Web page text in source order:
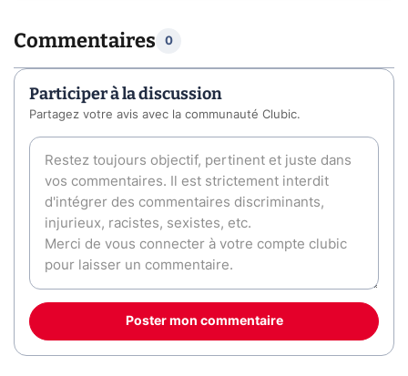
Commentaires 0
Participer à la discussion
Partagez votre avis avec la communauté Clubic.
Poster mon commentaire